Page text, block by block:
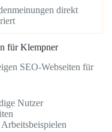
direkt
für Klempner
SEO-Webseiten für
Nutzer